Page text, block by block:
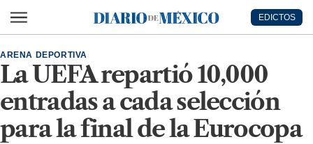
Diario de México
EDICTOS
La UEFA repartió 10,000
entradas a cada selección
para la final de la Eurocopa
ARENA DEPORTIVA